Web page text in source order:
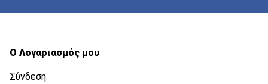
Ο Λογαριασμός μου
Σύνδεση